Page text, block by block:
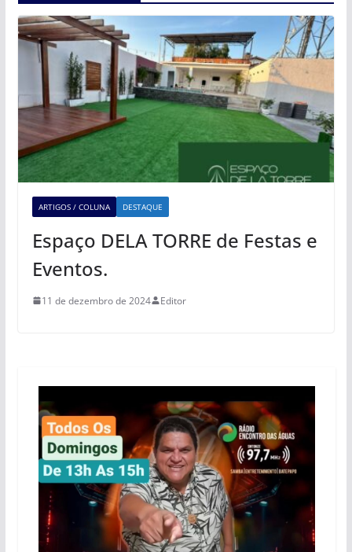
ARTIGOS / COLUNA DESTAQUE
Espaço DELA TORRE de Festas e
Eventos.
11 de dezembro de 2024 Editor